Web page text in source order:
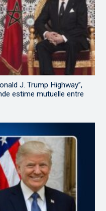
J. Trump Highway”,
estime mutuelle entre